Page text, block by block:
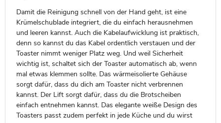
Damit die Reinigung schnell von der Hand geht, ist eine
Krümelschublade integriert, die du einfach herausnehmen
und leeren kannst. Auch die Kabelaufwicklung ist praktisch,
denn so kannst du das Kabel ordentlich verstauen und der
Toaster nimmt weniger Platz weg. Und weil Sicherheit
wichtig ist, schaltet sich der Toaster automatisch ab, wenn
mal etwas klemmen sollte. Das wärmeisolierte Gehäuse
sorgt dafür, dass du dich am Toaster nicht verbrennen
kannst. Der Lift sorgt dafür, dass du die Brotscheiben
einfach entnehmen kannst. Das elegante weiße Design des
Toasters passt zudem perfekt in jede Küche und du wirst